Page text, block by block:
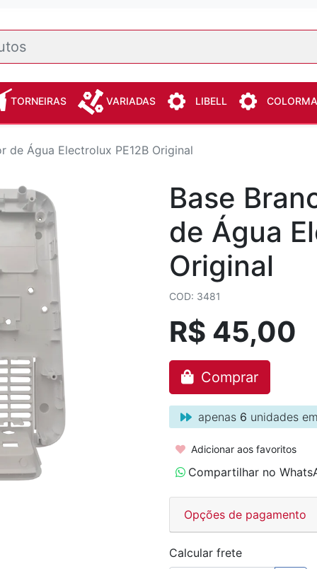
TORNEIRAS VARIADAS LIBELL
de Água Electrolux PE12B Original
Base
de Água
Original
COD: 3481
R$ 45,00
Comprar
apenas 6 unidades
Adicionar aos favoritos
Compartilhar no
Opções de pagamento
Calcular frete